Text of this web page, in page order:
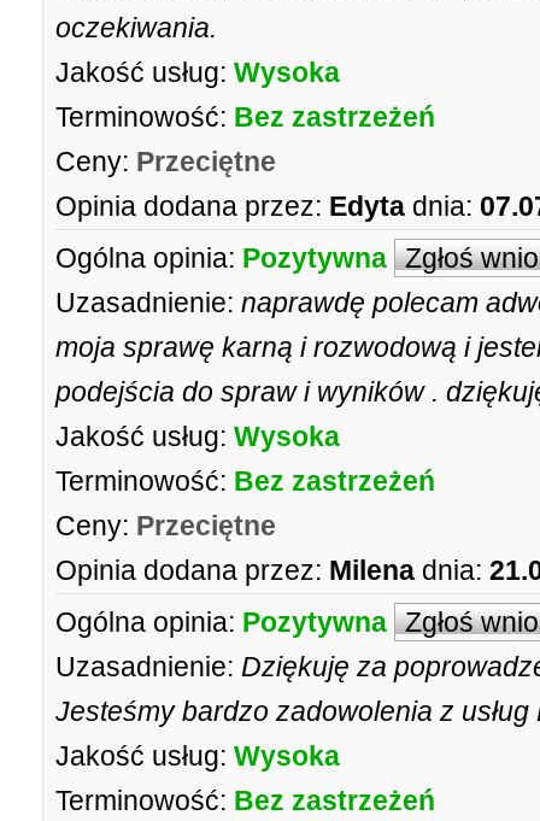
oczekiwania.
Jakość usług: Wysoka
Terminowość: Bez zastrzeżeń
Ceny: Przeciętne
Opinia dodana przez: Edyta dnia:
Ogólna opinia: Pozytywna Zgłoś
Uzasadnienie: naprawdę polecam
moja sprawę karną i rozwodową i
podejścia do spraw i wyników .
Jakość usług: Wysoka
Terminowość: Bez zastrzeżeń
Ceny: Przeciętne
Opinia dodana przez: Milena dnia:
Ogólna opinia: Pozytywna Zgłoś
Uzasadnienie: Dziękuję za
Jesteśmy bardzo zadowolenia z
Jakość usług: Wysoka
Terminowość: Bez zastrzeżeń